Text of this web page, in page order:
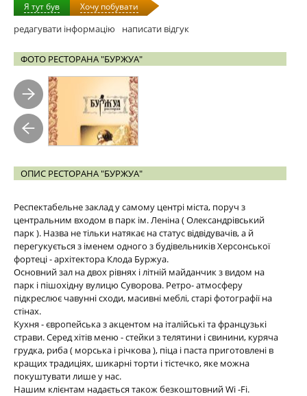
Я тут був Хочу побувати
редагувати інформацію написати відгук
ФОТО РЕСТОРАНА "БУРЖУА"
ОПИС РЕСТОРАНА "БУРЖУА"
Респектабельне заклад у самому центрі міста, поруч з
центральним входом в парк ім. Леніна ( Олександрівський
парк ). Назва не тільки натякає на статус відвідувачів, а й
перегукується з іменем одного з будівельників Херсонської
фортеці - архітектора Клода Буржуа.
Основний зал на двох рівнях і літній майданчик з видом на
парк і пішохідну вулицю Суворова. Ретро- атмосферу
підкреслює чавунні сходи, масивні меблі, старі фотографії на
стінах.
Кухня - європейська з акцентом на італійські та французькі
страви. Серед хітів меню - стейки з телятини і свинини, куряча
грудка, риба ( морська і річкова ), піца і паста приготовлені в
кращих традиціях, шикарні торти і тістечко, яке можна
покуштувати лише у нас.
Нашим клієнтам надається також безкоштовний Wi -Fi.